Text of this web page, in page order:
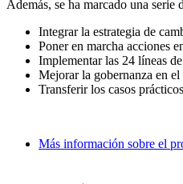
Además, se ha marcado una serie
Integrar la estrategia de
Poner en marcha acciones
Implementar las 24 líneas
Mejorar la gobernanza en
Transferir los casos
Más información sobre el